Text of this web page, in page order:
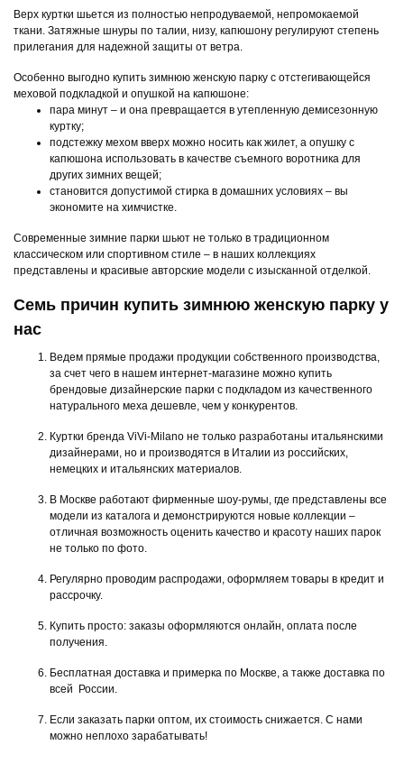
Верх куртки шьется из полностью непродуваемой, непромокаемой
ткани. Затяжные шнуры по талии, низу, капюшону регулируют степень
прилегания для надежной защиты от ветра.
Особенно выгодно купить зимнюю женскую парку с отстегивающейся
меховой подкладкой и опушкой на капюшоне:
пара минут – и она превращается в утепленную демисезонную
куртку;
подстежку мехом вверх можно носить как жилет, а опушку с
капюшона использовать в качестве съемного воротника для
других зимних вещей;
становится допустимой стирка в домашних условиях – вы
экономите на химчистке.
Современные зимние парки шьют не только в традиционном
классическом или спортивном стиле – в наших коллекциях
представлены и красивые авторские модели с изысканной отделкой.
Семь причин купить зимнюю женскую парку у
нас
Ведем прямые продажи продукции собственного производства,
за счет чего в нашем интернет-магазине можно купить
брендовые дизайнерские парки с подкладом из качественного
натурального меха дешевле, чем у конкурентов.
Куртки бренда ViVi-Milano не только разработаны итальянскими
дизайнерами, но и производятся в Италии из российских,
немецких и итальянских материалов.
В Москве работают фирменные шоу-румы, где представлены все
модели из каталога и демонстрируются новые коллекции –
отличная возможность оценить качество и красоту наших парок
не только по фото.
Регулярно проводим распродажи, оформляем товары в кредит и
рассрочку.
Купить просто: заказы оформляются онлайн, оплата после
получения.
Бесплатная доставка и примерка по Москве, а также доставка по
всей России.
Если заказать парки оптом, их стоимость снижается. С нами
можно неплохо зарабатывать!